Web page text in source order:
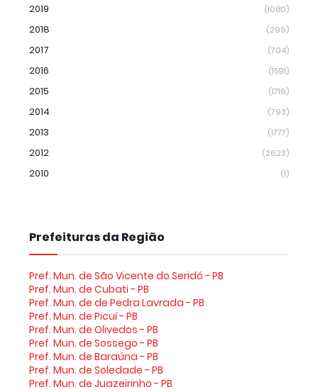
2019 (1080)
2018 (299)
2017 (704)
2016 (1591)
2015 (1716)
2014 (793)
2013 (1777)
2012 (2623)
2010 (1)
Prefeituras da Região
Pref. Mun. de São Vicente do Seridó - PB
Pref. Mun. de Cubati - PB
Pref. Mun. de de Pedra Lavrada - PB
Pref. Mun. de Picuí - PB
Pref. Mun. de Olivedos - PB
Pref. Mun. de Sossego - PB
Pref. Mun. de Baraúna - PB
Pref. Mun. de Soledade - PB
Pref. Mun. de Juazeirinho - PB